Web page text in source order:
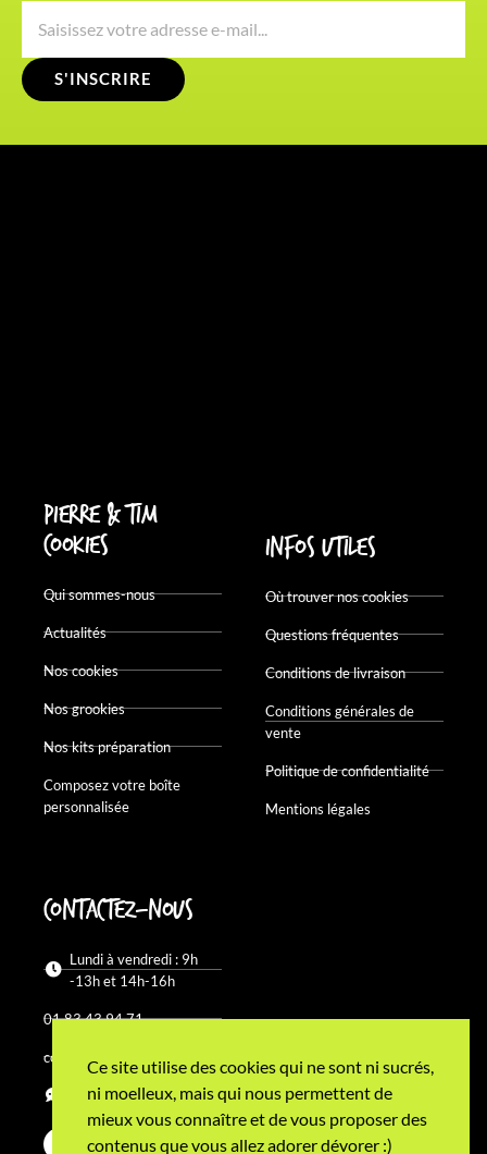
S'INSCRIRE
Pierre & Tim
Cookies
Qui sommes-nous
Actualités
Nos cookies
Nos grookies
Nos kits préparation
Composez votre boîte
personnalisée
Infos utiles
Où trouver nos cookies
Questions fréquentes
Conditions de livraison
Conditions générales de
vente
Politique de confidentialité
Mentions légales
Contactez-nous
Lundi à vendredi : 9h
-13h et 14h-16h
01 83 43 94 71
contact@pierre-tim.fr
Devenir revendeur
Ce site utilise des cookies qui ne sont ni sucrés,
ni moelleux, mais qui nous permettent de
mieux vous connaître et de vous proposer des
contenus que vous allez adorer dévorer :)